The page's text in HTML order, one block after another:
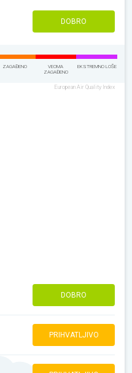
DOBRO
ZAGAĐENO
VEOMA
ZAGAĐENO
EKSTREMNO LOŠE
European Air Quality Index
DOBRO
PRIHVATLJIVO